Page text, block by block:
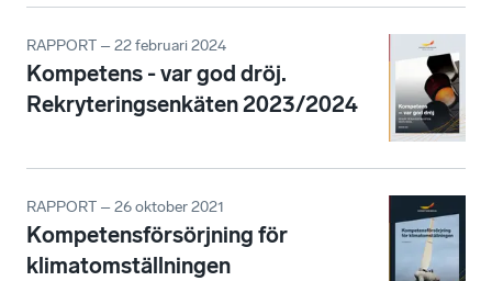
RAPPORT – 22 februari 2024
Kompetens - var god dröj.
Rekryteringsenkäten 2023/2024
RAPPORT – 26 oktober 2021
Kompetensförsörjning för
klimatomställningen